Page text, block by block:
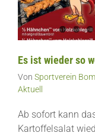
kehrt zurück !!!
SVB
Aktuell
Es ist wieder so
Von Sportverein
Aktuell
Ab sofort kann
Kartoffelsalat